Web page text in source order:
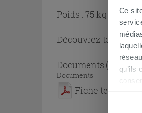
Ce
qu’ils
Poids : 75 kg
Découvrez toute la
Documents ( 1 - 1
Documents
Fiche technique